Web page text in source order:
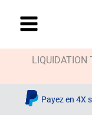
LIQUIDATION
Payez en 4X